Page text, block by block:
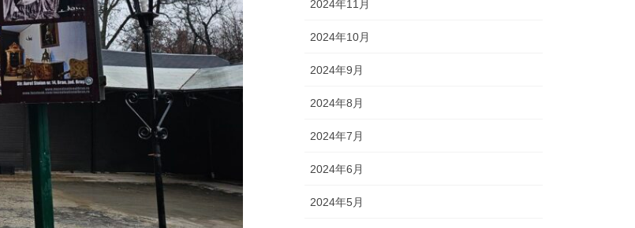
2024年11月
2024年10月
2024年9月
2024年8月
2024年7月
2024年6月
2024年5月